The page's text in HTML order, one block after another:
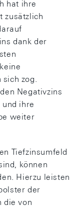
hat ihre
zusätzlich
dank der
sich zog.
Negativzins
ihre
weiter
Tiefzinsumfeld
können
Hierzu leisten
der
die von